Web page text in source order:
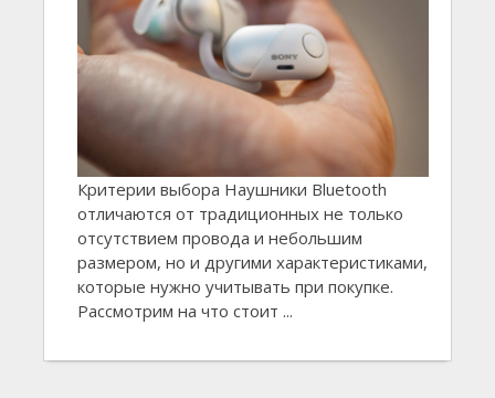
Критерии выбора Наушники Bluetooth
отличаются от традиционных не только
отсутствием провода и небольшим
размером, но и другими характеристиками,
которые нужно учитывать при покупке.
Рассмотрим на что стоит ...